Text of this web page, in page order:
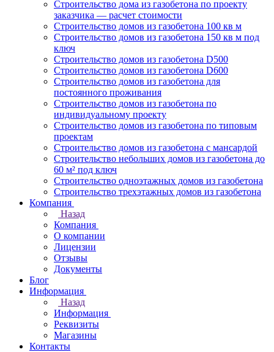
Строительство дома из газобетона по проекту
заказчика — расчет стоимости
Строительство домов из газобетона 100 кв м
Строительство домов из газобетона 150 кв м под
ключ
Строительство домов из газобетона D500
Строительство домов из газобетона D600
Строительство домов из газобетона для
постоянного проживания
Строительство домов из газобетона по
индивидуальному проекту
Строительство домов из газобетона по типовым
проектам
Строительство домов из газобетона с мансардой
Строительство небольших домов из газобетона до
60 м² под ключ
Строительство одноэтажных домов из газобетона
Строительство трехэтажных домов из газобетона
Компания
Назад
Компания
О компании
Лицензии
Отзывы
Документы
Блог
Информация
Назад
Информация
Реквизиты
Магазины
Контакты